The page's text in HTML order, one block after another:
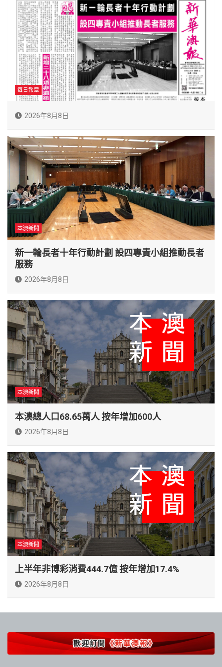
每日報章
2026年8月8日
本澳新聞
新一輪長者十年行動計劃 設四專責小組推動長者
服務
2026年8月8日
本澳新聞
本澳總人口68.65萬人 按年增加600人
2026年8月8日
本澳新聞
上半年非博彩消費444.7億 按年增加17.4%
2026年8月8日